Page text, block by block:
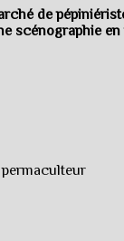
de
scénographie